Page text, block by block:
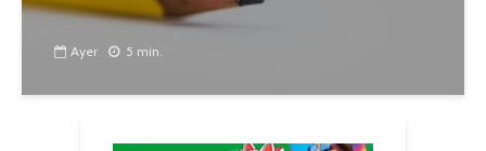
Ayer 5 min.